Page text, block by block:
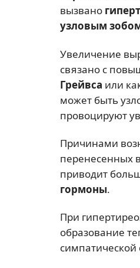
вызвано
узловым
Увеличение
связано с
Грейвса или
может быть
провоцируют
Причинами
перенесенных
приводит
гормоны.
При
образование